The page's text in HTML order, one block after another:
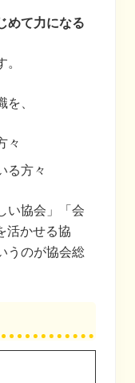
めて力になる
、
々
る方々
い協会」「会
活かせる協
うのが協会総